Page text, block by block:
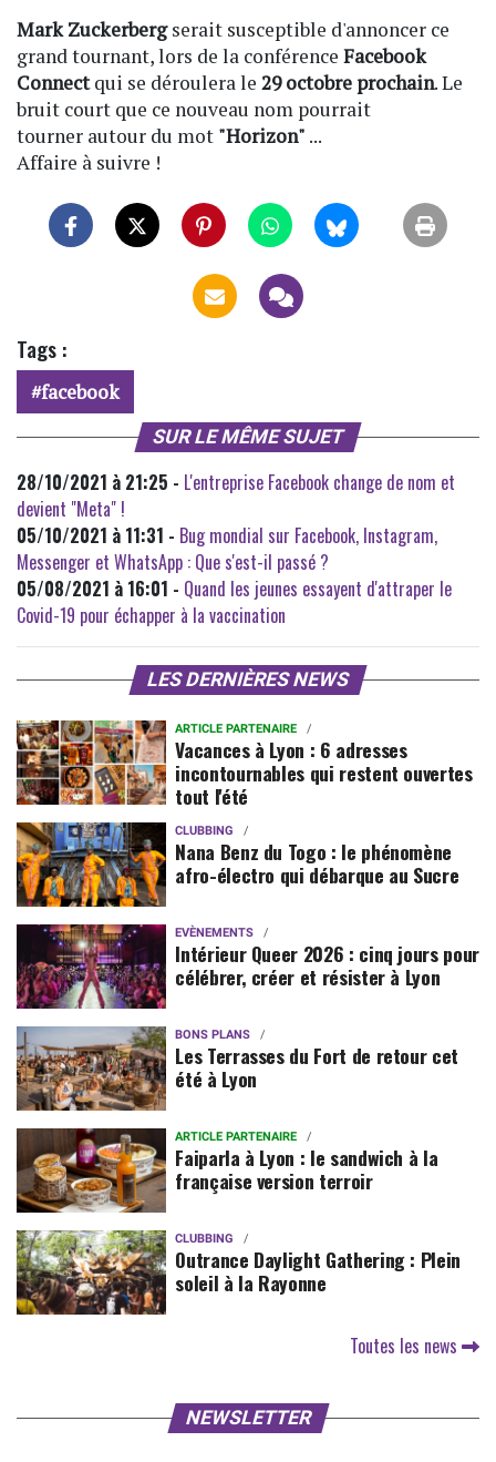
Mark Zuckerbergserait susceptible d'annoncer ce
grand tournant, lors de la conférence Facebook
Connectqui se déroulera le 29 octobre prochain. Le
bruit court que ce nouveau nom pourrait
tourner autour du mot "Horizon" ...
Affaire à suivre !
Tags :
facebook
SUR LE MÊME SUJET
28/10/2021 à 21:25 - L'entreprise Facebook change de nom et
devient "Meta" !
05/10/2021 à 11:31 - Bug mondial sur Facebook, Instagram,
Messenger et WhatsApp : Que s'est-il passé ?
05/08/2021 à 16:01 - Quand les jeunes essayent d'attraper le
Covid-19 pour échapper à la vaccination
LES DERNIÈRES NEWS
ARTICLE PARTENAIRE
Vacances à Lyon : 6 adresses
incontournables qui restent ouvertes
tout l'été
CLUBBING
Nana Benz du Togo : le phénomène
afro-électro qui débarque au Sucre
EVÈNEMENTS
Intérieur Queer 2026 : cinq jours pour
célébrer, créer et résister à Lyon
BONS PLANS
Les Terrasses du Fort de retour cet
été à Lyon
ARTICLE PARTENAIRE
Faiparla à Lyon : le sandwich à la
française version terroir
CLUBBING
Outrance Daylight Gathering : Plein
soleil à la Rayonne
Toutes les news
NEWSLETTER